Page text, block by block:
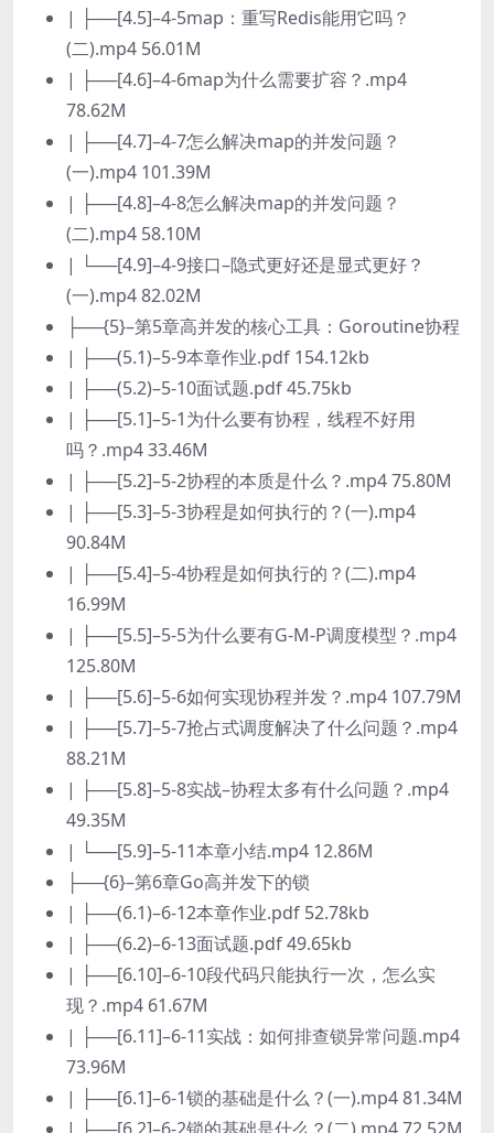
| ├──[4.5]–4-5map：重写Redis能用它吗？
(二).mp4 56.01M
| ├──[4.6]–4-6map为什么需要扩容？.mp4
78.62M
| ├──[4.7]–4-7怎么解决map的并发问题？
(一).mp4 101.39M
| ├──[4.8]–4-8怎么解决map的并发问题？
(二).mp4 58.10M
| └──[4.9]–4-9接口–隐式更好还是显式更好？
(一).mp4 82.02M
├──{5}–第5章高并发的核心工具：Goroutine协程
| ├──(5.1)–5-9本章作业.pdf 154.12kb
| ├──(5.2)–5-10面试题.pdf 45.75kb
| ├──[5.1]–5-1为什么要有协程，线程不好用
吗？.mp4 33.46M
| ├──[5.2]–5-2协程的本质是什么？.mp4 75.80M
| ├──[5.3]–5-3协程是如何执行的？(一).mp4
90.84M
| ├──[5.4]–5-4协程是如何执行的？(二).mp4
16.99M
| ├──[5.5]–5-5为什么要有G-M-P调度模型？.mp4
125.80M
| ├──[5.6]–5-6如何实现协程并发？.mp4 107.79M
| ├──[5.7]–5-7抢占式调度解决了什么问题？.mp4
88.21M
| ├──[5.8]–5-8实战–协程太多有什么问题？.mp4
49.35M
| └──[5.9]–5-11本章小结.mp4 12.86M
├──{6}–第6章Go高并发下的锁
| ├──(6.1)–6-12本章作业.pdf 52.78kb
| ├──(6.2)–6-13面试题.pdf 49.65kb
| ├──[6.10]–6-10段代码只能执行一次，怎么实
现？.mp4 61.67M
| ├──[6.11]–6-11实战：如何排查锁异常问题.mp4
73.96M
| ├──[6.1]–6-1锁的基础是什么？(一).mp4 81.34M
| ├──[6.2]–6-2锁的基础是什么？(二).mp4 72.52M